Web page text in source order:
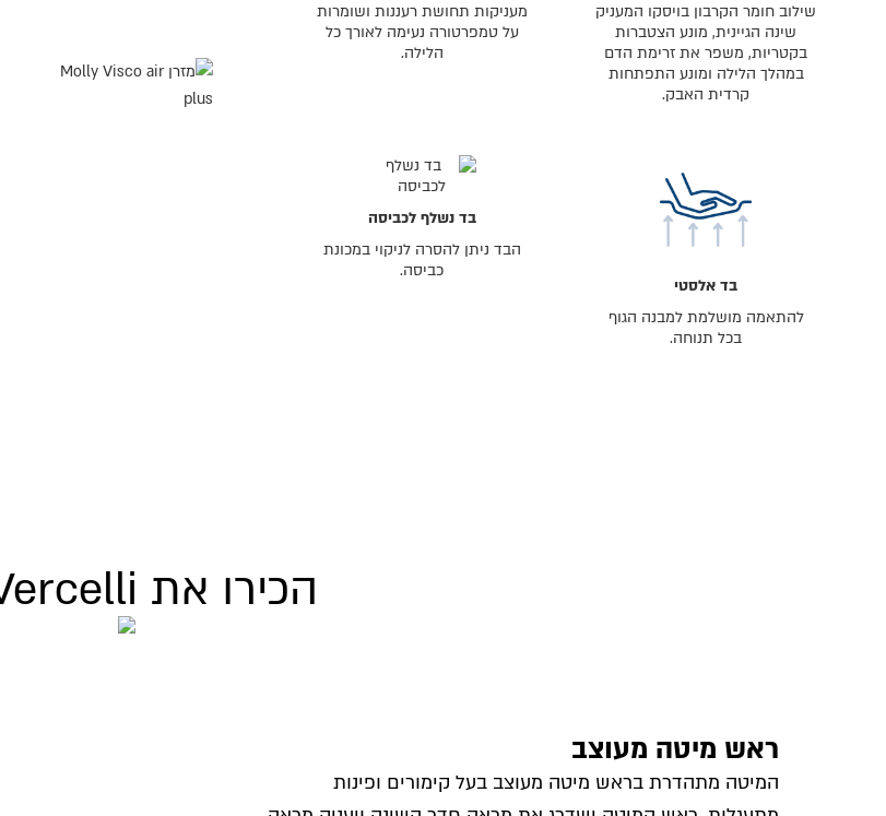
שילוב חומר הקרבון בויסקו המעניק
שינה הגיינית, מונע הצטברות
בקטריות, משפר את זרימת הדם
במהלך הלילה ומונע התפתחות
קרדית האבק.
מעניקות תחושת רעננות ושומרות
על טמפרטורה נעימה לאורך כל
הלילה.
בד אלסטי
להתאמה מושלמת למבנה הגוף
בכל תנוחה.
בד נשלף לכביסה
הבד ניתן להסרה לניקוי במכונת
כביסה.
הכירו את Vercelli
ראש מיטה מעוצב
המיטה מתהדרת בראש מיטה מעוצב בעל קימורים ופינות